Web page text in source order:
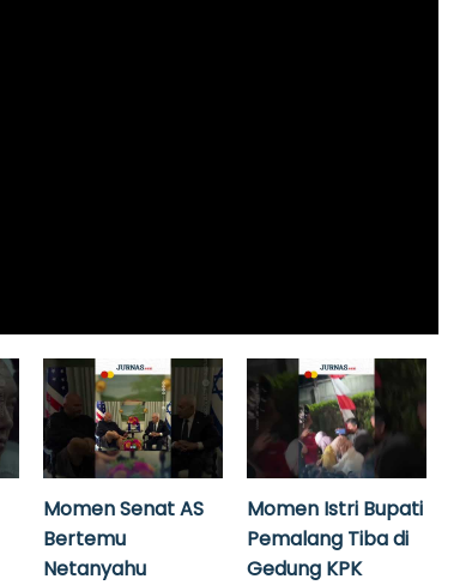
Momen Senat AS
Bertemu
Netanyahu
Momen Istri Bupati
Pemalang Tiba di
Gedung KPK